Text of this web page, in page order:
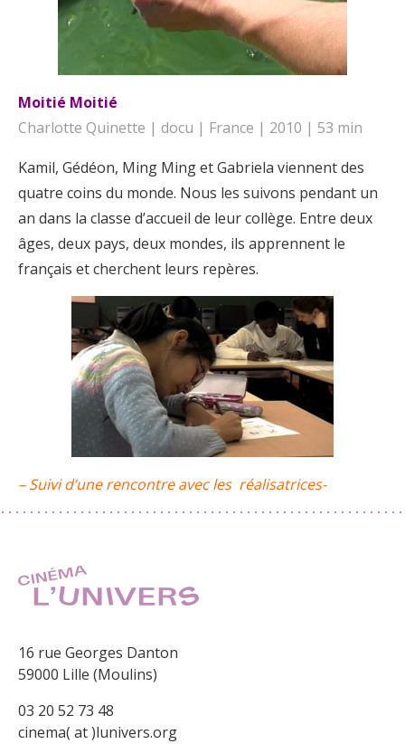
Moitié Moitié
Charlotte Quinette | docu | France | 2010 | 53 min
Kamil, Gédéon, Ming Ming et Gabriela viennent des
quatre coins du monde. Nous les suivons pendant un
an dans la classe d’accueil de leur collège. Entre deux
âges, deux pays, deux mondes, ils apprennent le
français et cherchent leurs repères.
– Suivi d’une rencontre avec les réalisatrices-
16 rue Georges Danton
59000 Lille (Moulins)
03 20 52 73 48
cinema( at )lunivers.org